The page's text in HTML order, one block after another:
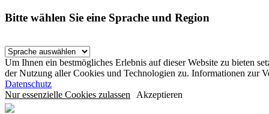
Bitte wählen Sie eine Sprache und Region
Um Ihnen ein bestmögliches Erlebnis auf dieser Website zu bieten
der Nutzung aller Cookies und Technologien zu. Informationen zur
Datenschutz
Nur essenzielle Cookies zulassen Akzeptieren